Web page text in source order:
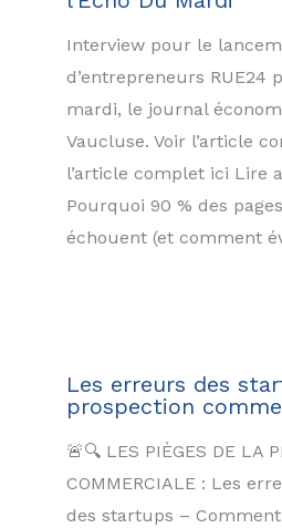
Interview pour le
d’entrepreneurs RUE24
mardi, le journal
Vaucluse. Voir l’article
l’article complet ici Lire
Pourquoi 90 % des
échouent (et comment
Les erreurs des
prospection
🚨🔍 LES PIÈGES DE LA
COMMERCIALE : Les
des startups –